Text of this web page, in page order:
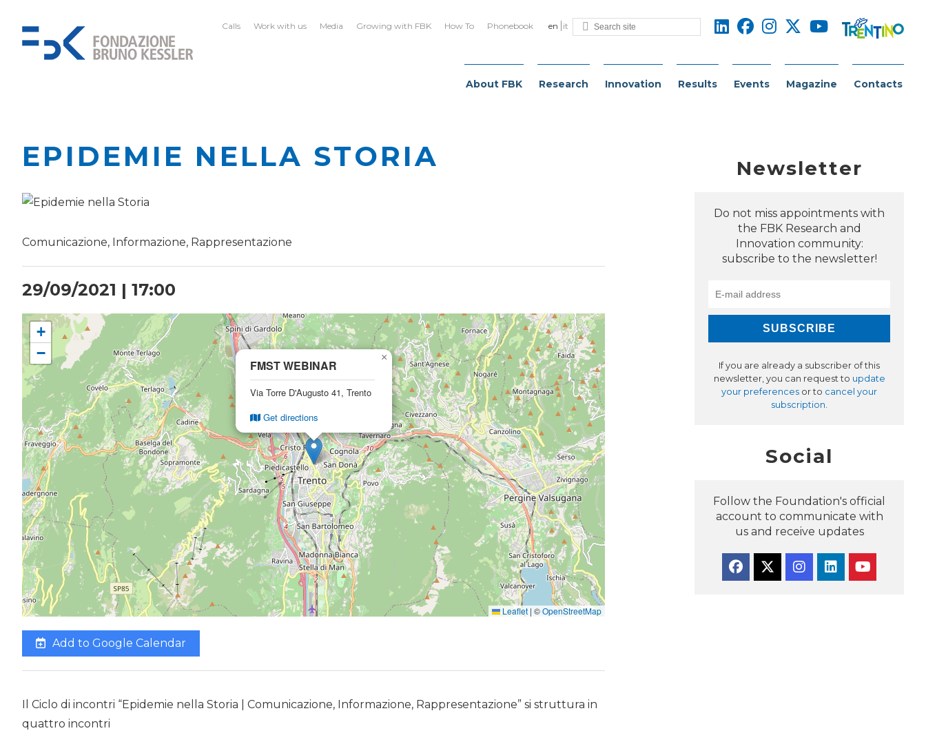
en it
Calls Work with us Media Growing with FBK How To Phonebook
About FBK Research Innovation Results Events Magazine Contacts
EPIDEMIE NELLA STORIA
Comunicazione, Informazione, Rappresentazione
29/09/2021 | 17:00
FMST WEBINAR
Via Torre D'Augusto 41, Trento
Get directions
×
+
−
Leaflet | ©OpenStreetMap
Add to Google Calendar
Il Ciclo di incontri “Epidemie nella Storia | Comunicazione, Informazione, Rappresentazione” si struttura in
quattro incontri
Newsletter
Do not miss appointments with
the FBK Research and
Innovation community:
subscribe to the newsletter!
If you are already a subscriber of this
newsletter, you can request to update
your preferences or to cancel your
subscription.
Social
Follow the Foundation's official
account to communicate with
us and receive updates